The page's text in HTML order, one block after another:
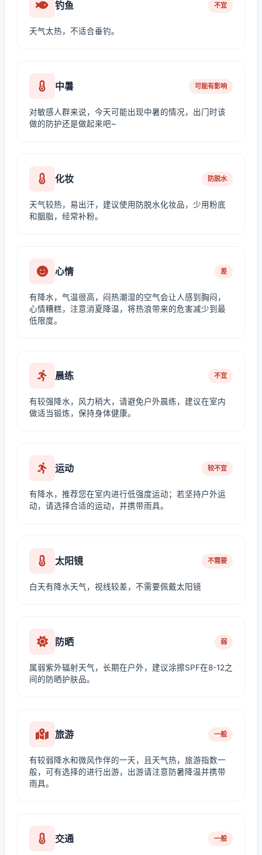
钓鱼 不宜
天气太热，不适合垂钓。
中暑 可能有影响
对敏感人群来说，今天可能出现中暑的情况，出门时该
做的防护还是做起来吧~
化妆 防脱水
天气较热，易出汗，建议使用防脱水化妆品，少用粉底
和胭脂，经常补粉。
心情 差
有降水，气温很高，闷热潮湿的空气会让人感到胸闷，
心情糟糕，注意消夏降温，将热浪带来的危害减少到最
低限度。
晨练 不宜
有较强降水，风力稍大，请避免户外晨练，建议在室内
做适当锻炼，保持身体健康。
运动 较不宜
有降水，推荐您在室内进行低强度运动；若坚持户外运
动，请选择合适的运动，并携带雨具。
太阳镜 不需要
白天有降水天气，视线较差，不需要佩戴太阳镜
防晒 弱
属弱紫外辐射天气，长期在户外，建议涂擦SPF在8-12之
间的防晒护肤品。
旅游 一般
有较弱降水和微风作伴的一天，且天气热，旅游指数一
般，可有选择的进行出游，出游请注意防暑降温并携带
雨具。
交通 一般